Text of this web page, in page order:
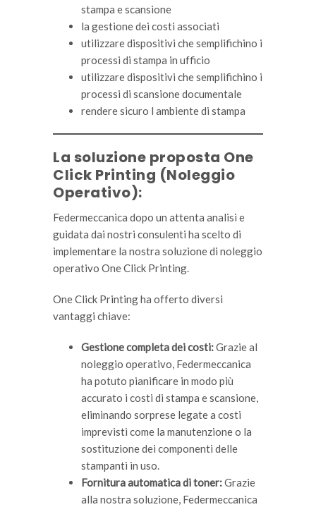
stampa e scansione
la gestione dei costi associati
utilizzare dispositivi che semplifichino i
processi di stampa in ufficio
utilizzare dispositivi che semplifichino i
processi di scansione documentale
rendere sicuro l ambiente di stampa
La soluzione proposta One
Click Printing (Noleggio
Operativo):
Federmeccanica dopo un attenta analisi e
guidata dai nostri consulenti ha scelto di
implementare la nostra soluzione di noleggio
operativo One Click Printing.
One Click Printing ha offerto diversi
vantaggi chiave:
Gestione completa dei costi:Grazie al
noleggio operativo, Federmeccanica
ha potuto pianificare in modo più
accurato i costi di stampa e scansione,
eliminando sorprese legate a costi
imprevisti come la manutenzione o la
sostituzione dei componenti delle
stampanti in uso.
Fornitura automatica di toner:Grazie
alla nostra soluzione, Federmeccanica